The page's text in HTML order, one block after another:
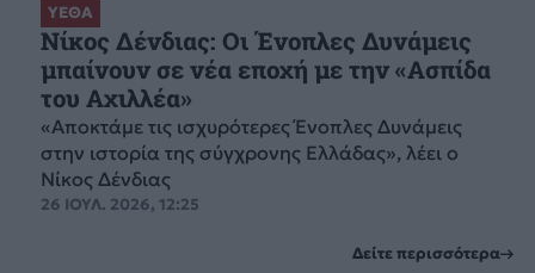
ΥΕΘΑ
Νίκος Δένδιας: Οι Ένοπλες Δυνάμεις
μπαίνουν σε νέα εποχή με την «Ασπίδα
του Αχιλλέα»
«Αποκτάμε τις ισχυρότερες Ένοπλες Δυνάμεις
στην ιστορία της σύγχρονης Ελλάδας», λέει ο
Νίκος Δένδιας
26 ΙΟΥΛ. 2026, 12:25
Δείτε περισσότερα